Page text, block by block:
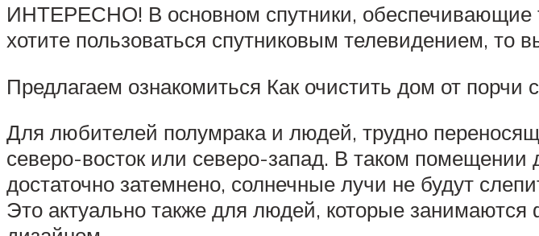
ИНТЕРЕСНО! В основном спутники, обеспечивающие
хотите пользоваться спутниковым телевидением, то
Предлагаем ознакомиться Как очистить дом от порчи
Для любителей полумрака и людей, трудно
северо-восток или северо-запад. В таком помещении
достаточно затемнено, солнечные лучи не будут
Это актуально также для людей, которые